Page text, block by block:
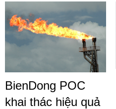
BienDong POC
khai thác hiệu quả